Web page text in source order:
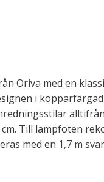
Oriva med en
i
Till lampfoten
med en 1,7 m